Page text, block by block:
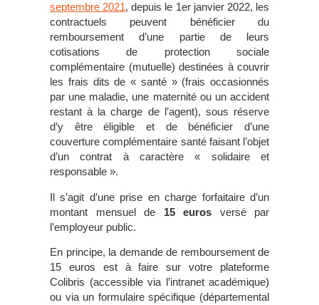
septembre 2021, depuis le 1er janvier 2022, les
contractuels peuvent bénéficier du
remboursement d’une partie de leurs
cotisations de protection sociale
complémentaire (mutuelle) destinées à couvrir
les frais dits de « santé » (frais occasionnés
par une maladie, une maternité ou un accident
restant à la charge de l’agent), sous réserve
d’y être éligible et de bénéficier d’une
couverture complémentaire santé faisant l’objet
d’un contrat à caractère « solidaire et
responsable ».
Il s’agit d’une prise en charge forfaitaire d’un
montant mensuel de 15 euros versé par
l’employeur public.
En principe, la demande de remboursement de
15 euros est à faire sur votre plateforme
Colibris (accessible via l’intranet académique)
ou via un formulaire spécifique (départemental